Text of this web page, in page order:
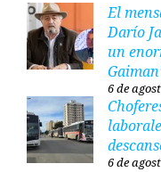
El
Darío
un
6 de
6 de